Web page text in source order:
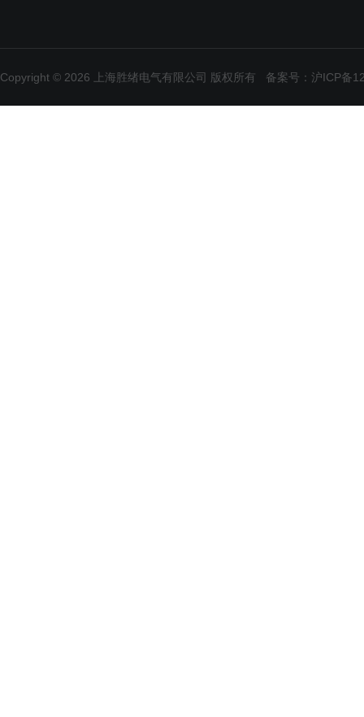
Copyright © 2026 上海胜绪电气有限公司 版权所有 备案号：沪ICP备